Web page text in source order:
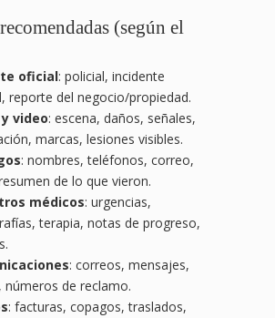
(según el
oficial: policial, incidente
reporte del negocio/propiedad.
video: escena, daños, señales,
marcas, lesiones visibles.
: nombres, teléfonos, correo,
de lo que vieron.
médicos: urgencias,
terapia, notas de progreso,
: correos, mensajes,
números de reclamo.
: facturas, copagos, traslados,